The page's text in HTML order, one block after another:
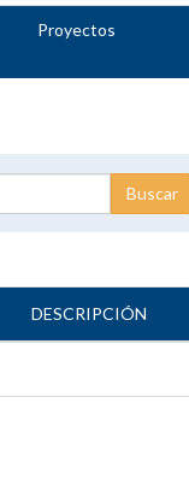
Proyectos
DESCRIPCIÓN